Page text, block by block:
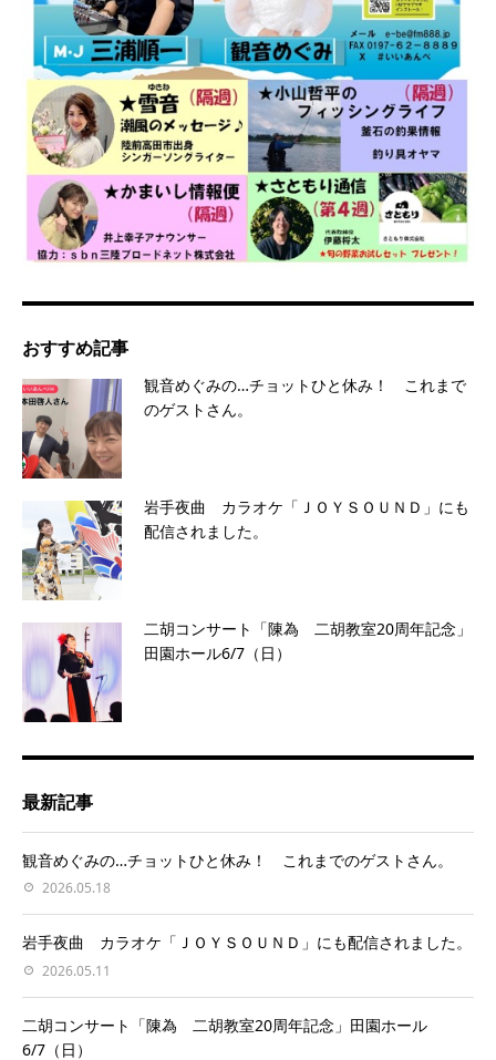
おすすめ記事
観音めぐみの…チョットひと休み！ これまで
のゲストさん。
岩手夜曲 カラオケ「ＪＯＹＳＯＵＮＤ」にも
配信されました。
二胡コンサート「陳為 二胡教室20周年記念」
田園ホール6/7（日）
最新記事
観音めぐみの…チョットひと休み！ これまでのゲストさん。
2026.05.18
岩手夜曲 カラオケ「ＪＯＹＳＯＵＮＤ」にも配信されました。
2026.05.11
二胡コンサート「陳為 二胡教室20周年記念」田園ホール
6/7（日）